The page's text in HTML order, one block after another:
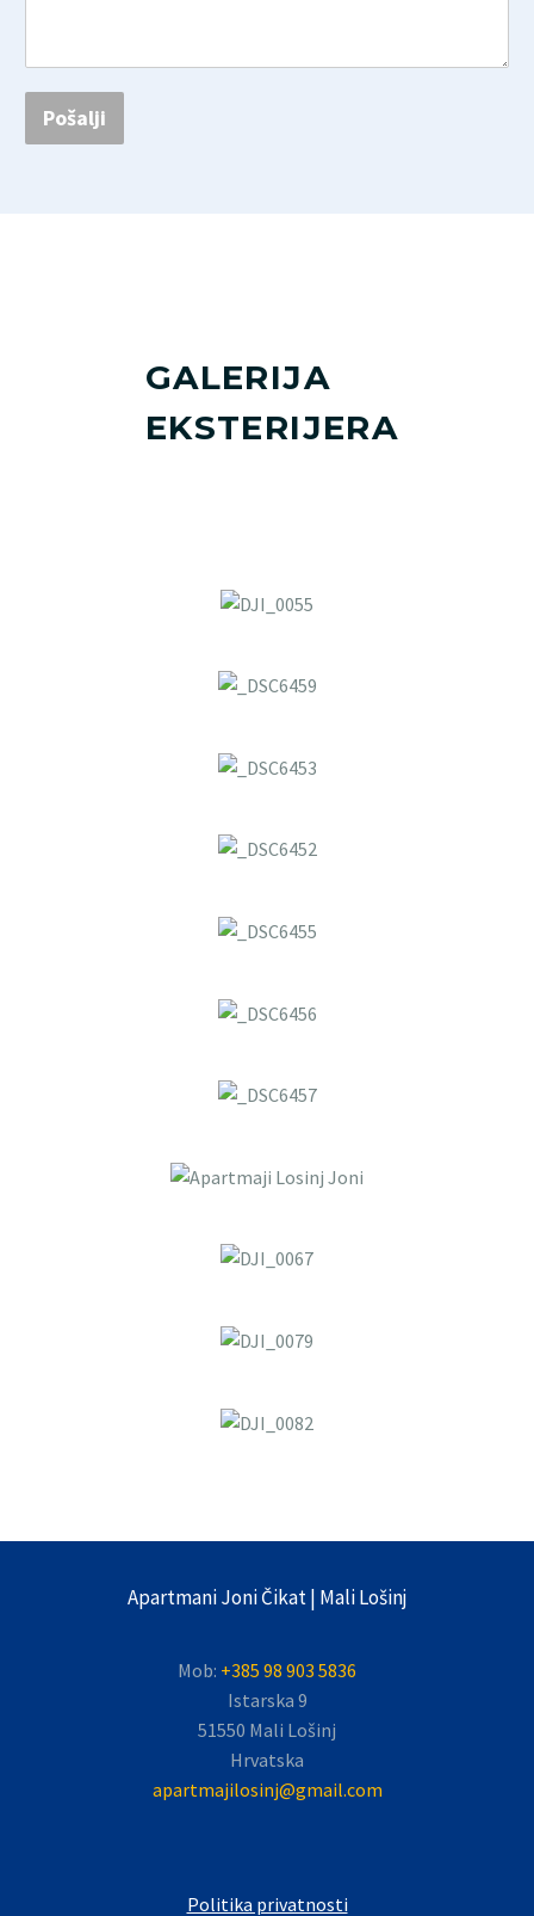
Pošalji
GALERIJA
EKSTERIJERA
Apartmani Joni Čikat | Mali Lošinj
Mob: +385 98 903 5836
Istarska 9
51550 Mali Lošinj
Hrvatska
apartmajilosinj@gmail.com
Politika privatnosti